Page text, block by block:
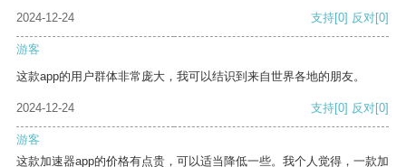
2024-12-24 支持[0] 反对[0]
游客
这款app的用户群体非常庞大，我可以结识到来自世界各地的朋友。
2024-12-24 支持[0] 反对[0]
游客
这款加速器app的价格有点贵，可以适当降低一些。我个人觉得，一款加